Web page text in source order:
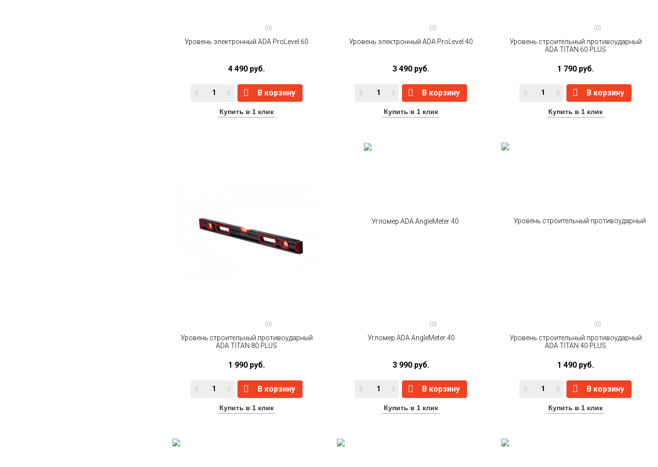
(0)
Уровень электронный ADA ProLevel 60
4 490 руб.
В корзину
Купить в 1 клик
(0)
Уровень электронный ADA ProLevel 40
3 490 руб.
В корзину
Купить в 1 клик
(0)
Уровень строительный противоударный
ADA TITAN 60 PLUS
1 790 руб.
В корзину
Купить в 1 клик
(0)
Уровень строительный противоударный
ADA TITAN 80 PLUS
1 990 руб.
В корзину
Купить в 1 клик
(0)
Угломер ADA AngleMeter 40
3 990 руб.
В корзину
Купить в 1 клик
(0)
Уровень строительный противоударный
ADA TITAN 40 PLUS
1 490 руб.
В корзину
Купить в 1 клик